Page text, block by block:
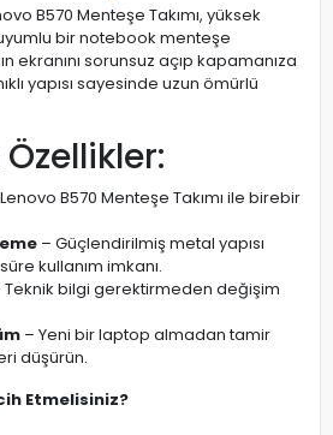
B570 Menteşe Takımı, yüksek
bir notebook menteşe
ekranını sorunsuz açıp kapamanıza
yapısı sayesinde uzun ömürlü
B570 Menteşe Takımı ile birebir
– Güçlendirilmiş metal yapısı
kullanım imkanı.
Teknik bilgi gerektirmeden değişim
– Yeni bir laptop almadan tamir
düşürün.
Etmelisiniz?